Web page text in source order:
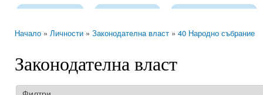
Европарламент Президентство
Изпълнителна Власт
Начало » Личности » Законодателна власт » 40 Народно събрание
Законодателна власт